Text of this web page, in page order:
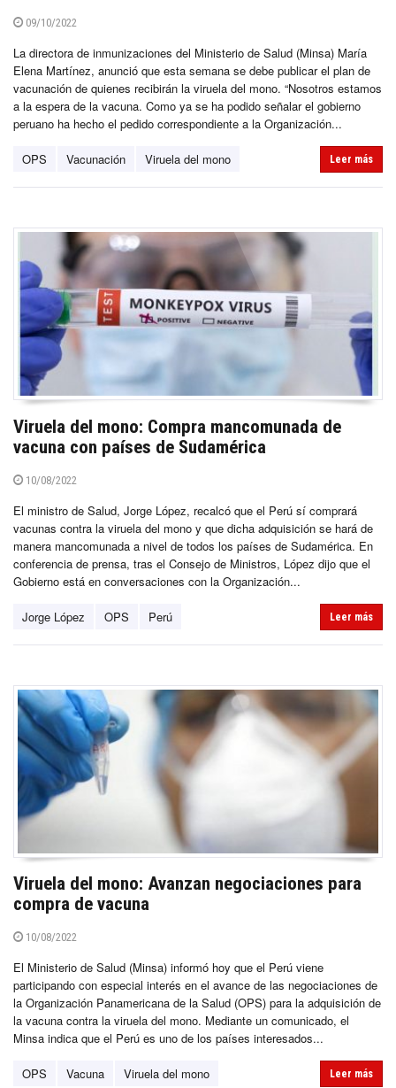
09/10/2022
La directora de inmunizaciones del Ministerio de Salud (Minsa) María
Elena Martínez, anunció que esta semana se debe publicar el plan de
vacunación de quienes recibirán la viruela del mono. “Nosotros estamos
a la espera de la vacuna. Como ya se ha podido señalar el gobierno
peruano ha hecho el pedido correspondiente a la Organización...
OPS Vacunación Viruela del mono Leer más
Viruela del mono: Compra mancomunada de
vacuna con países de Sudamérica
10/08/2022
El ministro de Salud, Jorge López, recalcó que el Perú sí comprará
vacunas contra la viruela del mono y que dicha adquisición se hará de
manera mancomunada a nivel de todos los países de Sudamérica. En
conferencia de prensa, tras el Consejo de Ministros, López dijo que el
Gobierno está en conversaciones con la Organización...
Jorge López OPS Perú Leer más
Viruela del mono: Avanzan negociaciones para
compra de vacuna
10/08/2022
El Ministerio de Salud (Minsa) informó hoy que el Perú viene
participando con especial interés en el avance de las negociaciones de
la Organización Panamericana de la Salud (OPS) para la adquisición de
la vacuna contra la viruela del mono. Mediante un comunicado, el
Minsa indica que el Perú es uno de los países interesados...
OPS Vacuna Viruela del mono Leer más